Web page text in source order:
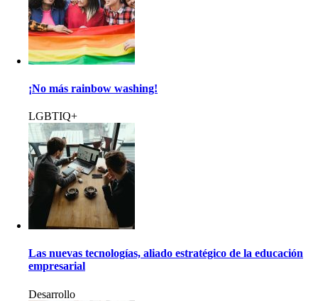
¡No más rainbow washing!
LGBTIQ+
Las nuevas tecnologías, aliado estratégico de la educación
empresarial
Desarrollo